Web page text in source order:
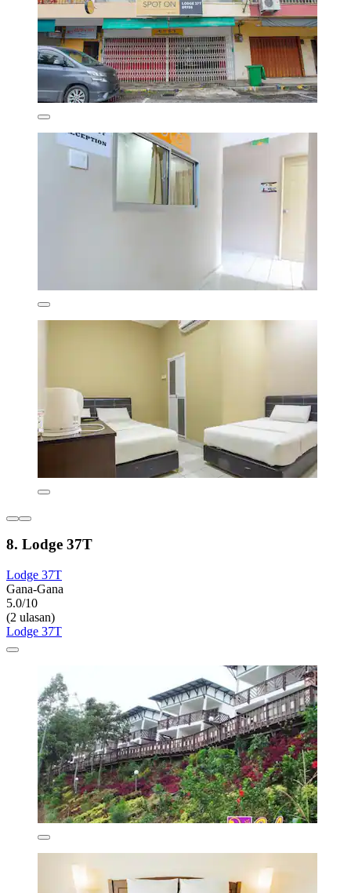
8. Lodge 37T
Lodge 37T
Gana-Gana
5.0/10
(2 ulasan)
Lodge 37T